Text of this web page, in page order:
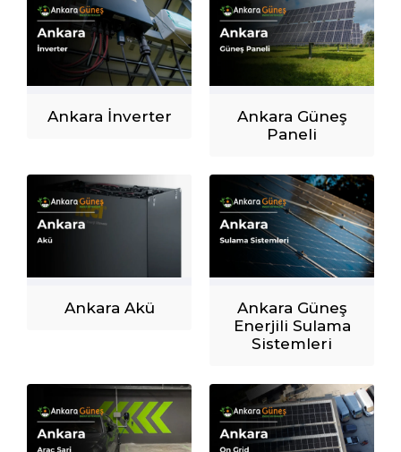
Ankara İnverter
Ankara Güneş
Paneli
Ankara Akü
Ankara Güneş
Enerjili Sulama
Sistemleri